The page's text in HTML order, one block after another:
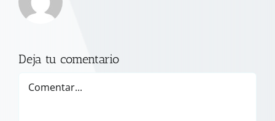
Deja tu comentario